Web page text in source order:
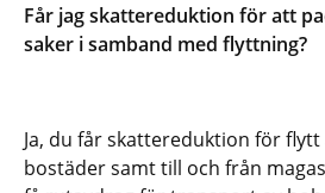
Får jag skattereduktion för att
saker i samband med flyttning?
Ja, du får skattereduktion för
bostäder samt till och från